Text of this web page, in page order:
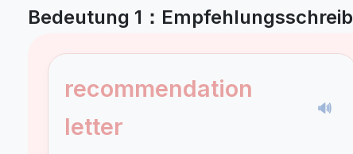
Bedeutung 1：
recommendation
letter
🔊